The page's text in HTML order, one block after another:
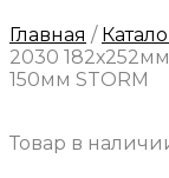
Главная /
2030
150мм STORM
Товар в